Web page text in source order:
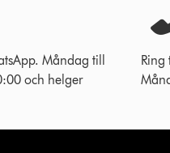
Måndag till
och helger